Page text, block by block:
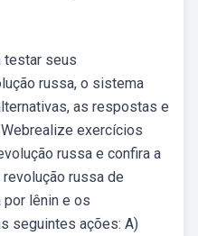
testar seus
russa, o sistema
as respostas e
exercícios
russa e confira a
russa de
lênin e os
seguintes ações: A)